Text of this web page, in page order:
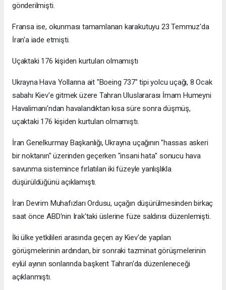
gönderilmişti.
Fransa ise, okunması tamamlanan karakutuyu 23 Temmuz'da
İran'a iade etmişti.
Uçaktaki 176 kişiden kurtulan olmamıştı
Ukrayna Hava Yollarına ait "Boeing 737" tipi yolcu uçağı, 8 Ocak
sabahı Kiev'e gitmek üzere Tahran Uluslararası İmam Humeyni
Havalimanı'ndan havalandıktan kısa süre sonra düşmüş,
uçaktaki 176 kişiden kurtulan olmamıştı.
İran Genelkurmay Başkanlığı, Ukrayna uçağının "hassas askeri
bir noktanın" üzerinden geçerken "insani hata" sonucu hava
savunma sistemince fırlatılan iki füzeyle yanlışlıkla
düşürüldüğünü açıklamıştı.
İran Devrim Muhafızları Ordusu, uçağın düşürülmesinden birkaç
saat önce ABD'nin Irak'taki üslerine füze saldırısı düzenlemişti.
İki ülke yetkilileri arasında geçen ay Kiev'de yapılan
görüşmelerinin ardından, bir sonraki tazminat görüşmelerinin
eylül ayının sonlarında başkent Tahran'da düzenleneceği
açıklanmıştı.